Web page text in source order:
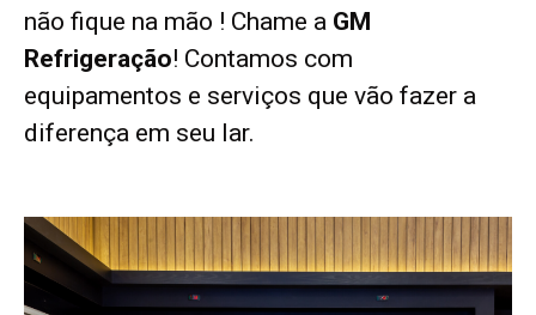
não fique na mão ! Chame a GM
Refrigeração! Contamos com
equipamentos e serviços que vão fazer a
diferença em seu lar.